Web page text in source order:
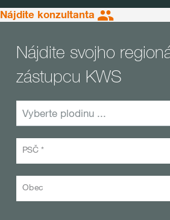
Nájdite konzultanta
Nájdite svojho
zástupcu KWS
Vyberte plodinu ...
PSČ *
Obec